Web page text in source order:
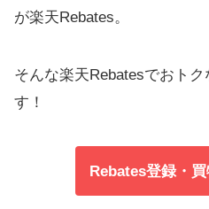
が楽天Rebates。
そんな楽天Rebatesでおト
す！
Rebates登録・買